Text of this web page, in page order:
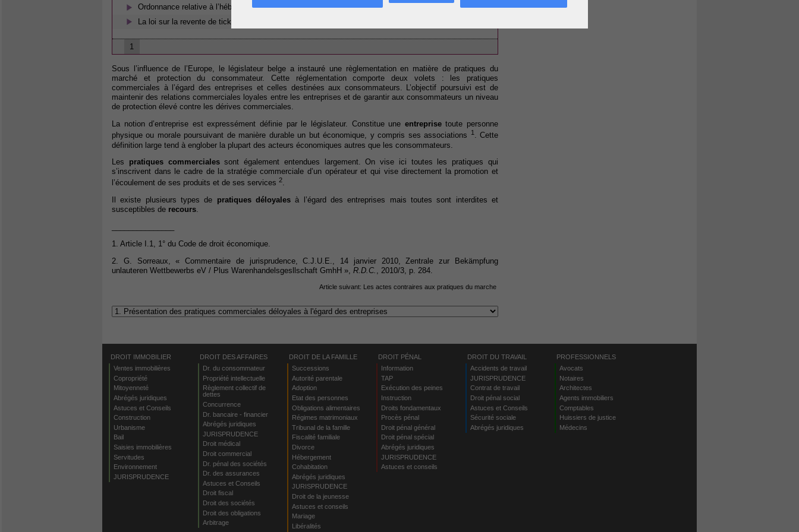
Ordonnance relative à l’hébergement touristique
La loi sur la revente de tickets devant la Cour constitutionnelle
1
Sous l’influence de l’Europe, le législateur belge a instauré une règlementation en matière de pratiques du
marché et protection du consommateur. Cette réglementation comporte deux volets : les pratiques
commerciales à l’égard des entreprises et celles destinées aux consommateurs. L’objectif poursuivi est de
maintenir des relations commerciales loyales entre les entreprises et de garantir aux consommateurs un niveau
de protection élevé contre les dérives commerciales.
La notion d’entreprise est expressément définie par le législateur. Constitue une entreprisetoute personne
physique ou morale poursuivant de manière durable un but économique, y compris ses associations
1 . Cette
définition large tend à englober la plupart des acteurs économiques autres que les consommateurs.
Les pratiques commercialessont également entendues largement. On vise ici toutes les pratiques qui
s’inscrivent dans le cadre de la stratégie commerciale d’un opérateur et qui vise directement la promotion et
l’écoulement de ses produits et de ses services 2.
Il existe plusieurs types de pratiques déloyales à l’égard des entreprises mais toutes sont interdites et
susceptibles de recours.
1. Article I.1, 1° du Code de droit économique.
2. G. Sorreaux, « Commentaire de jurisprudence, C.J.U.E., 14 janvier 2010, Zentrale zur Bekämpfung
unlauteren Wettbewerbs eV / Plus Warenhandelsgesllschaft GmhH », R.D.C. , 2010/3, p. 284.
Article suivant: Les actes contraires aux pratiques du marche
DROIT IMMOBILIER
Ventes immobilières
Copropriété
Mitoyenneté
Abrégés juridiques
Astuces et Conseils
Construction
Urbanisme
Bail
Saisies immobilières
Servitudes
Environnement
JURISPRUDENCE
DROIT DES AFFAIRES
Dr. du consommateur
Propriété intellectuelle
Règlement collectif de
dettes
Concurrence
Dr. bancaire - financier
Abrégés juridiques
JURISPRUDENCE
Droit médical
Droit commercial
Dr. pénal des sociétés
Dr. des assurances
Astuces et Conseils
Droit fiscal
Droit des sociétés
Droit des obligations
Arbitrage
DROIT DE LA FAMILLE
Successions
Autorité parentale
Adoption
Etat des personnes
Obligations alimentaires
Régimes matrimoniaux
Tribunal de la famille
Fiscalité familiale
Divorce
Hébergement
Cohabitation
Abrégés juridiques
JURISPRUDENCE
Droit de la jeunesse
Astuces et conseils
Mariage
Libéralités
DROIT PÉNAL
Information
TAP
Exécution des peines
Instruction
Droits fondamentaux
Procès pénal
Droit pénal général
Droit pénal spécial
Abrégés juridiques
JURISPRUDENCE
Astuces et conseils
DROIT DU TRAVAIL
Accidents de travail
JURISPRUDENCE
Contrat de travail
Droit pénal social
Astuces et Conseils
Sécurité sociale
Abrégés juridiques
PROFESSIONNELS
Avocats
Notaires
Architectes
Agents immobiliers
Comptables
Huissiers de justice
Médecins